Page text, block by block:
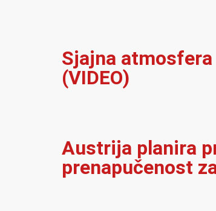
Sjajna
(VIDEO)
Austrija planira
prenapučenost